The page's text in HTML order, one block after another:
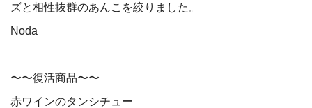
ズと相性抜群のあんこを絞りました。
Noda
〜〜復活商品〜〜
赤ワインのタンシチュー